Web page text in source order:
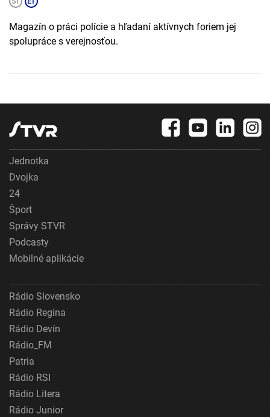
Magazín o práci polície a hľadaní aktívnych foriem jej
spolupráce s verejnosťou.
Jednotka
Dvojka
24
Šport
Správy STVR
Podcasty
Mobilné aplikácie
Rádio Slovensko
Rádio Regina
Rádio Devín
Rádio_FM
Patria
Rádio RSI
Rádio Litera
Rádio Junior